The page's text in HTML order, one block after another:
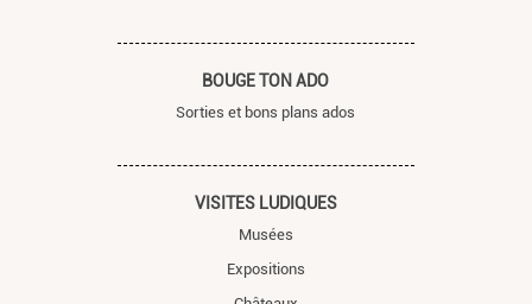
BOUGE TON ADO
Sorties et bons plans ados
VISITES LUDIQUES
Musées
Expositions